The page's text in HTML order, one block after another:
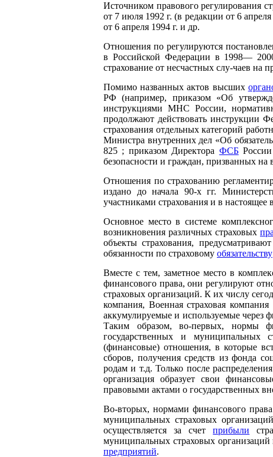
Источником правового регулирования
от 7 июля 1992 г. (в редакции от 6
от 6 апреля 1994 г. и др.
Отношения по регулируются
в Российской Федерации в 1998—
страхование от несчастных слу-чаев на
Помимо названных актов высших
РФ (например, приказом «Об
инструкциями МНС России,
продолжают действовать инструкции
страхования отдельных категорий
Министра внутренних дел «Об
825 ; приказом Директора ФСБРоссии
безопасности и граждан, призванных
Отношения по страхованию
издано до начала 90-х гг.
участниками страхования и в
Основное место в системе
возникновения различных страховых
объекты страхования,
обязанности по страховому обязательству
Вместе с тем, заметное место в
финансового права, они регулируют
страховых организаций. К их числу
компания, Военная страховая
аккумулируемые и используемые через
Таким образом, во-первых, нормы
государственных и муниципальных
(финансовые) отношения, в которые
сборов, получения средств из фонда
родам и т.д. Только после
организация образует свои
правовыми актами о государственных
Во-вторых, нормами финансового
муниципальных страховых
осуществляется за счетприбыли
муниципальных страховых
предприятий.